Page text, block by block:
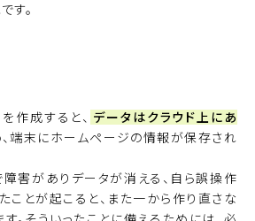
す。
作成すると、 データはクラウド上にあ
、端末にホームページの情報が保存され
害がありデータが消える、自ら誤操作
ことが起こると、また一から作り直さな